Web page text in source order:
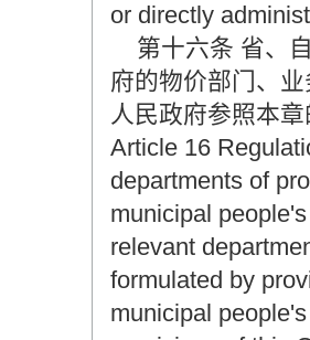
or directly
第十六条 省、
府的物价部门、
人民政府参照本
Article 16
departments of
municipal
relevant
formulated by
municipal